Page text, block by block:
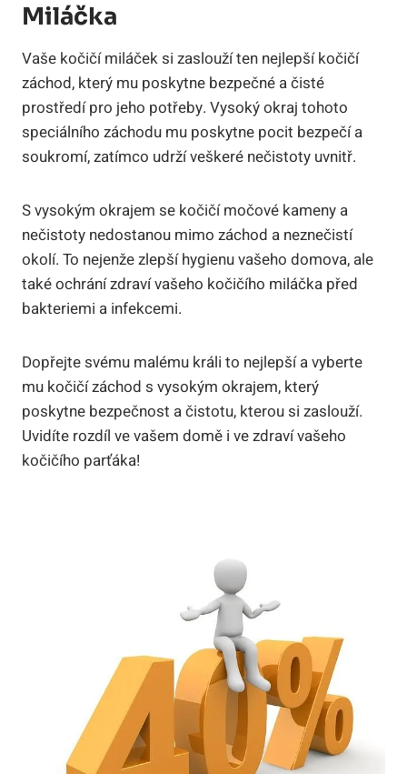
Miláčka
Vaše kočičí miláček si zaslouží ten nejlepší kočičí
záchod, který mu poskytne bezpečné a čisté
prostředí pro jeho potřeby. Vysoký okraj tohoto
speciálního záchodu mu poskytne pocit bezpečí a
soukromí, zatímco udrží veškeré nečistoty uvnitř.
S vysokým okrajem se kočičí močové kameny a
nečistoty nedostanou mimo záchod a neznečistí
okolí. To nejenže zlepší hygienu vašeho domova, ale
také ochrání zdraví vašeho kočičího miláčka před
bakteriemi a infekcemi.
Dopřejte svému malému králi to nejlepší a vyberte
mu kočičí záchod s vysokým okrajem, který
poskytne bezpečnost a čistotu, kterou si zaslouží.
Uvidíte rozdíl ve vašem domě i ve zdraví vašeho
kočičího parťáka!